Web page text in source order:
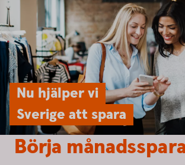
Nu hjälper vi
Sverige att spara
Börja